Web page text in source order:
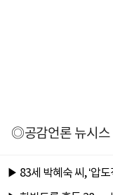
◎공감언론 뉴시스